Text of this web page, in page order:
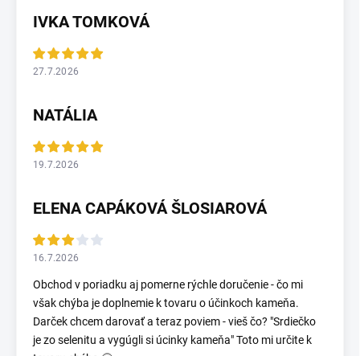
IVKA TOMKOVÁ
27.7.2026
NATÁLIA
19.7.2026
ELENA CAPÁKOVÁ ŠLOSIAROVÁ
16.7.2026
Obchod v poriadku aj pomerne rýchle doručenie - čo mi
však chýba je doplnemie k tovaru o účinkoch kameňa.
Darček chcem darovať a teraz poviem - vieš čo? "Srdiečko
je zo selenitu a vygúgli si úcinky kameňa" Toto mi určite k